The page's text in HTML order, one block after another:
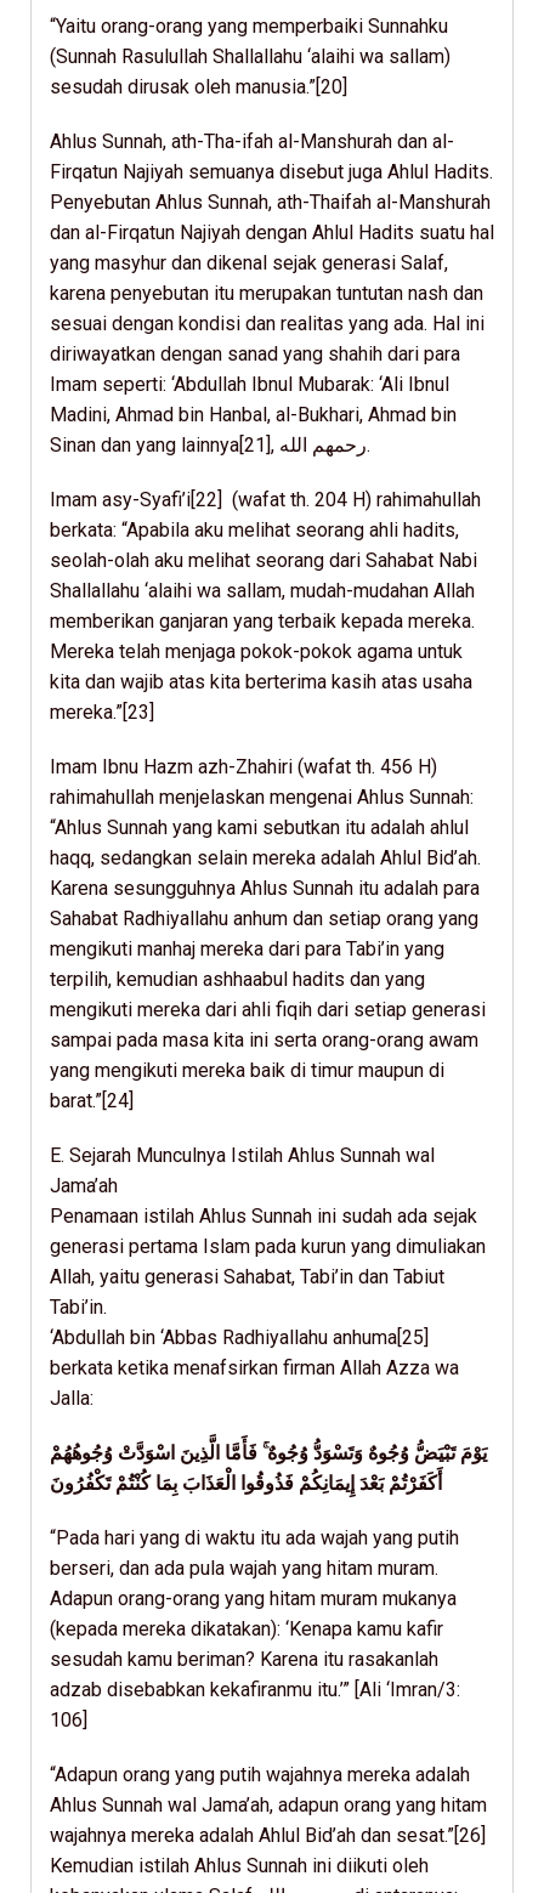
“Yaitu orang-orang yang memperbaiki Sunnahku
(Sunnah Rasulullah Shallallahu ‘alaihi wa sallam)
sesudah dirusak oleh manusia.”[20]
Ahlus Sunnah, ath-Tha-ifah al-Manshurah dan al-
Firqatun Najiyah semuanya disebut juga Ahlul Hadits.
Penyebutan Ahlus Sunnah, ath-Thaifah al-Manshurah
dan al-Firqatun Najiyah dengan Ahlul Hadits suatu hal
yang masyhur dan dikenal sejak generasi Salaf,
karena penyebutan itu merupakan tuntutan nash dan
sesuai dengan kondisi dan realitas yang ada. Hal ini
diriwayatkan dengan sanad yang shahih dari para
Imam seperti: ‘Abdullah Ibnul Mubarak: ‘Ali Ibnul
Madini, Ahmad bin Hanbal, al-Bukhari, Ahmad bin
Sinan dan yang lainnya[21], رحمهم الله.
Imam asy-Syafi’i[22] (wafat th. 204 H) rahimahullah
berkata: “Apabila aku melihat seorang ahli hadits,
seolah-olah aku melihat seorang dari Sahabat Nabi
Shallallahu ‘alaihi wa sallam, mudah-mudahan Allah
memberikan ganjaran yang terbaik kepada mereka.
Mereka telah menjaga pokok-pokok agama untuk
kita dan wajib atas kita berterima kasih atas usaha
mereka.”[23]
Imam Ibnu Hazm azh-Zhahiri (wafat th. 456 H)
rahimahullah menjelaskan mengenai Ahlus Sunnah:
“Ahlus Sunnah yang kami sebutkan itu adalah ahlul
haqq, sedangkan selain mereka adalah Ahlul Bid’ah.
Karena sesungguhnya Ahlus Sunnah itu adalah para
Sahabat Radhiyallahu anhum dan setiap orang yang
mengikuti manhaj mereka dari para Tabi’in yang
terpilih, kemudian ashhaabul hadits dan yang
mengikuti mereka dari ahli fiqih dari setiap generasi
sampai pada masa kita ini serta orang-orang awam
yang mengikuti mereka baik di timur maupun di
barat.”[24]
E. Sejarah Munculnya Istilah Ahlus Sunnah wal
Jama’ah
Penamaan istilah Ahlus Sunnah ini sudah ada sejak
generasi pertama Islam pada kurun yang dimuliakan
Allah, yaitu generasi Sahabat, Tabi’in dan Tabiut
Tabi’in.
‘Abdullah bin ‘Abbas Radhiyallahu anhuma[25]
berkata ketika menafsirkan firman Allah Azza wa
Jalla:
يَوْمَ تَبْيَضُّ وُجُوهٌ وَتَسْوَدُّ وُجُوهٌ ۚ فَأَمَّا الَّذِينَ اسْوَدَّتْ وُجُوهُهُمْ
أَكَفَرْتُمْ بَعْدَ إِيمَانِكُمْ فَذُوقُوا الْعَذَابَ بِمَا كُنْتُمْ تَكْفُرُونَ
“Pada hari yang di waktu itu ada wajah yang putih
berseri, dan ada pula wajah yang hitam muram.
Adapun orang-orang yang hitam muram mukanya
(kepada mereka dikatakan): ‘Kenapa kamu kafir
sesudah kamu beriman? Karena itu rasakanlah
adzab disebabkan kekafiranmu itu.’” [Ali ‘Imran/3:
106]
“Adapun orang yang putih wajahnya mereka adalah
Ahlus Sunnah wal Jama’ah, adapun orang yang hitam
wajahnya mereka adalah Ahlul Bid’ah dan sesat.”[26]
Kemudian istilah Ahlus Sunnah ini diikuti oleh